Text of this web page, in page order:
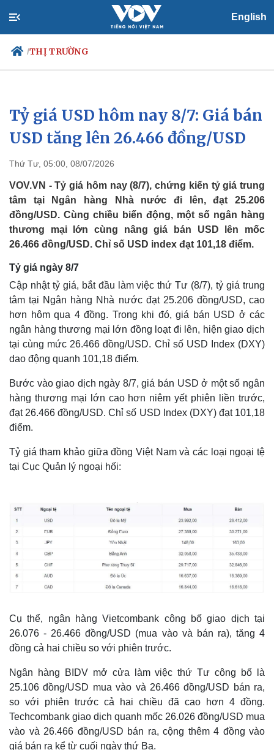
English
/THỊ TRƯỜNG
Chính trị
Đảng
Tổ chức nhân sự
Nhận diện sự thật
Xã hội
Tin 24h
Dự báo thời tiết
Việc làm
Biển đảo
Tỷ giá USD hôm nay 8/7: Giá bán
USD tăng lên 26.466 đồng/USD
Thứ Tư, 05:00, 08/07/2026
VOV.VN - Tỷ giá hôm nay (8/7), chứng kiến tỷ giá trung
tâm tại Ngân hàng Nhà nước đi lên, đạt 25.206
đồng/USD. Cùng chiều biến động, một số ngân hàng
thương mại lớn cùng nâng giá bán USD lên mốc
26.466 đồng/USD. Chỉ số USD index đạt 101,18 điểm.
Tỷ giá ngày 8/7
Cập nhật tỷ giá, bắt đầu làm việc thứ Tư (8/7), tỷ giá trung
tâm tại Ngân hàng Nhà nước đạt 25.206 đồng/USD, cao
hơn hôm qua 4 đồng. Trong khi đó, giá bán USD ở các
ngân hàng thương mại lớn đồng loạt đi lên, hiện giao dịch
tại cùng mức 26.466 đồng/USD. Chỉ số USD Index (DXY)
dao động quanh 101,18 điểm.
Bước vào giao dịch ngày 8/7, giá bán USD ở một số ngân
hàng thương mại lớn cao hơn niêm yết phiên liền trước,
đạt 26.466 đồng/USD. Chỉ số USD Index (DXY) đạt 101,18
điểm.
Tỷ giá tham khảo giữa đồng Việt Nam và các loại ngoại tệ
tại Cục Quản lý ngoại hối:
Cụ thể, ngân hàng Vietcombank công bố giao dịch tại
26.076 - 26.466 đồng/USD (mua vào và bán ra), tăng 4
đồng cả hai chiều so với phiên trước.
Ngân hàng BIDV mở cửa làm việc thứ Tư công bố là
25.106 đồng/USD mua vào và 26.466 đồng/USD bán ra,
so với phiên trước cả hai chiều đã cao hơn 4 đồng.
Techcombank giao dịch quanh mốc 26.026 đồng/USD mua
vào và 26.466 đồng/USD bán ra, cộng thêm 4 đồng vào
giá bán ra kể từ cuối ngày thứ Ba.